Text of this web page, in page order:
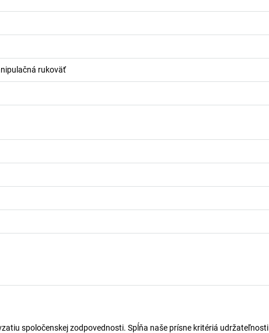
rukoväť
spoločenskej zodpovednosti. Spĺňa naše prísne kritériá udržateľnosti